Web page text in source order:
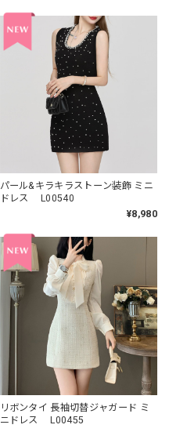
パール&キラキラストーン装飾 ミニ
ドレス L00540
¥8,980
リボンタイ 長袖切替ジャガード ミ
ニドレス L00455